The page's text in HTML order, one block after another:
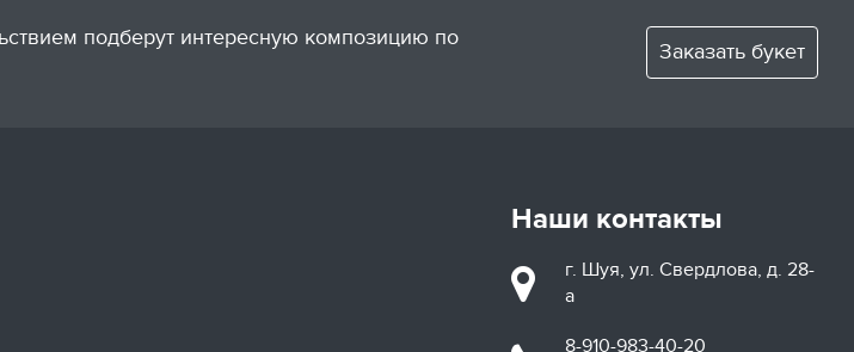
подберут интересную композицию по
Заказать букет
Наши контакты
г. Шуя, ул. Свердлова, д. 28-
а
8-910-983-40-20